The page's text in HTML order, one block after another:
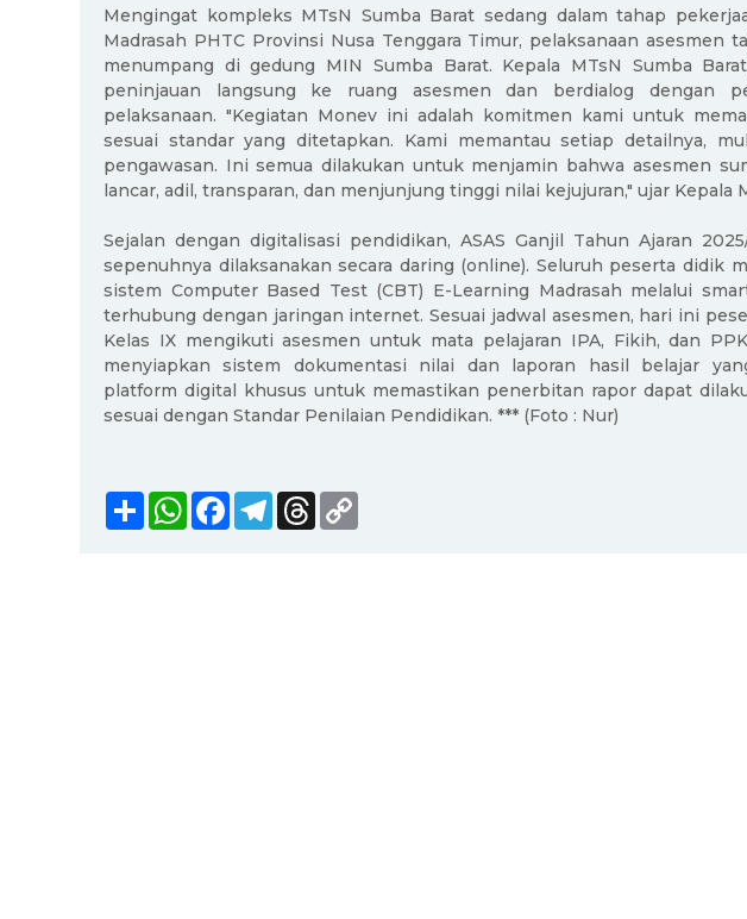
Mengingat kompleks MTsN Sumba Barat sedang dalam tahap
Madrasah PHTC Provinsi Nusa Tenggara Timur, pelaksanaan asesmen
menumpang di gedung MIN Sumba Barat. Kepala MTsN Sumba
peninjauan langsung ke ruang asesmen dan berdialog dengan
pelaksanaan. "Kegiatan Monev ini adalah komitmen kami untuk
sesuai standar yang ditetapkan. Kami memantau setiap detailnya,
pengawasan. Ini semua dilakukan untuk menjamin bahwa asesmen
lancar, adil, transparan, dan menjunjung tinggi nilai kejujuran," ujar Kepala
Sejalan dengan digitalisasi pendidikan, ASAS Ganjil Tahun Ajaran
sepenuhnya dilaksanakan secara daring (online). Seluruh peserta didik
sistem Computer Based Test (CBT) E-Learning Madrasah melalui
terhubung dengan jaringan internet. Sesuai jadwal asesmen, hari ini
Kelas IX mengikuti asesmen untuk mata pelajaran IPA, Fikih, dan
menyiapkan sistem dokumentasi nilai dan laporan hasil belajar
platform digital khusus untuk memastikan penerbitan rapor dapat
sesuai dengan Standar Penilaian Pendidikan. *** (Foto : Nur)
ShareWhatsApp
FacebookTelegram
Threads